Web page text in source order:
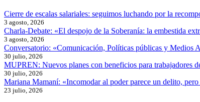
Cierre de escalas salariales: seguimos luchando por la
3 agosto, 2026
Charla-Debate: «El despojo de la Soberanía: la embestida
3 agosto, 2026
Conversatorio: «Comunicación, Políticas públicas y Medios
30 julio, 2026
MUPREN: Nuevos planes con beneficios para trabajadores
30 julio, 2026
Mariana Mamaní: «Incomodar al poder parece un delito, pero
23 julio, 2026